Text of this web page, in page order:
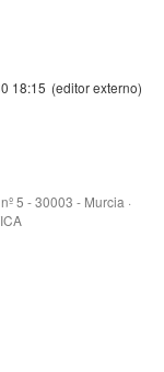
18:15 (editor externo)
5 - 30003 - Murcia ·